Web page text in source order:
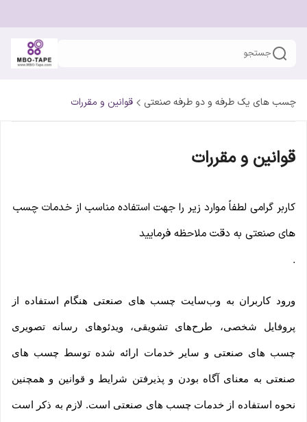
جستجو
چسب های یک طرفه و دو طرفه صنعتی قوانین و مقررات
قوانین و مقررات
کاربر گرامی لطفاً موارد زیر را جهت استفاده مناسب از خدمات چسب
های صنعتی به دقت ملاحظه فرمایید
.
ورود کاربران به وب‏‌سایت چسب های صنعتی هنگام استفاده از
پروفایل شخصی، طرح‏‌های تشویقی، ویدئوهای رسانه تصویری
چسب های صنعتی و سایر خدمات ارائه شده توسط چسب های
صنعتی به معنای آگاه بودن و پذیرفتن شرایط و قوانین و همچنین
نحوه استفاده از خدمات چسب های صنعتی است. لازم به ذکر است